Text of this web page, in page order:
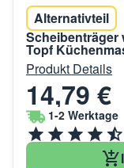
Alternativteil
Scheibenträger
Topf
Produkt Details
14,79 €
1-2 Werktage